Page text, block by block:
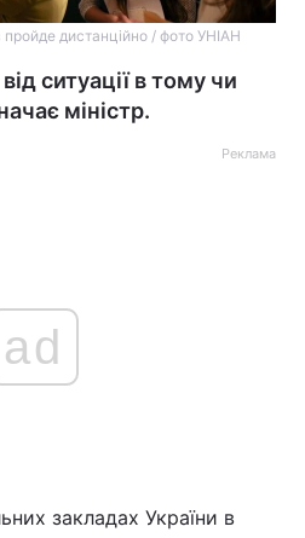
пройде дистанційно / фото УНІАН
ситуації в тому чи
міністр.
Реклама
ad
закладах України в